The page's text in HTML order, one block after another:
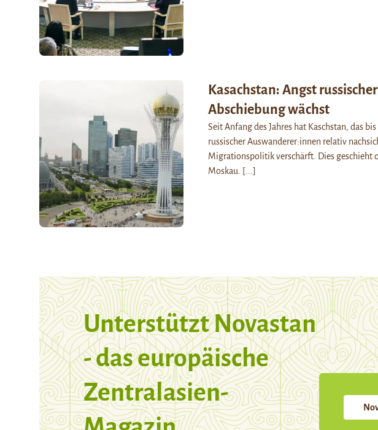
Kasachstan: Angst
Abschiebung wächst
Seit Anfang des Jahres hat Kaschstan, das
russischer Auswanderer:innen relativ
Migrationspolitik verschärft. Dies geschieht
Moskau.
[...]
Unterstützt Novastan
- das europäische
Zentralasien-